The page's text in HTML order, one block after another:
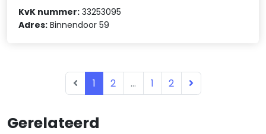
Gerelateerd
KvK nummer: 33253095
Adres: Binnendoor 59
1 2 ... 1 2